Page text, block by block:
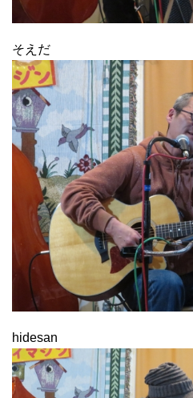
そえだ
hidesan